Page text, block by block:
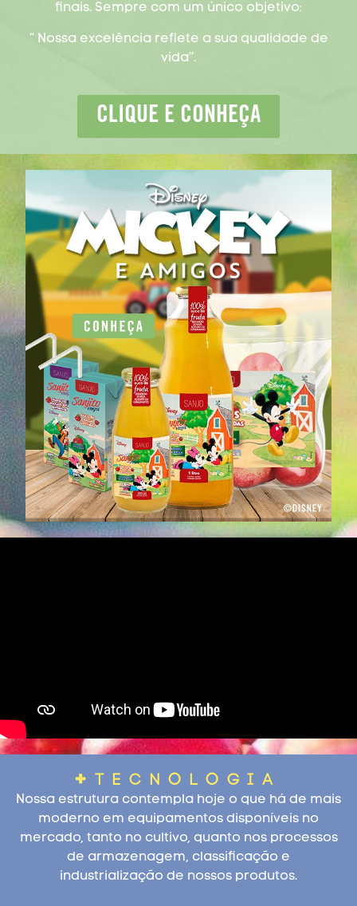
finais. Sempre com um único objetivo:
‘’ Nossa excelência reflete a sua qualidade de
vida’’.
CLIQUE E CONHEÇA
+ tecnologia
Nossa estrutura contempla hoje o que há de mais
moderno em equipamentos disponíveis no
mercado, tanto no cultivo, quanto nos processos
de armazenagem, classificação e
industrialização de nossos produtos.